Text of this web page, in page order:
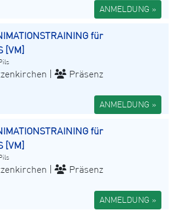
ANMELDUNG »
für
[VM]
|
Präsenz
ANMELDUNG »
für
[VM]
|
Präsenz
ANMELDUNG »